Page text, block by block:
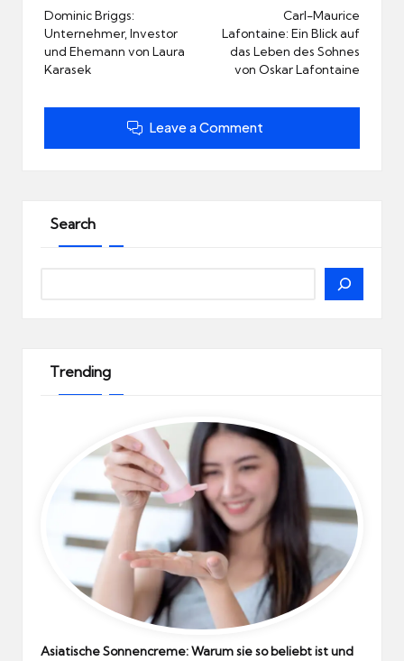
navigation
Dominic Briggs:
Unternehmer, Investor
und Ehemann von Laura
Karasek
Carl-Maurice
Lafontaine: Ein Blick auf
das Leben des Sohnes
von Oskar Lafontaine
Leave a Comment
Search
Trending
Asiatische Sonnencreme: Warum sie so beliebt ist und